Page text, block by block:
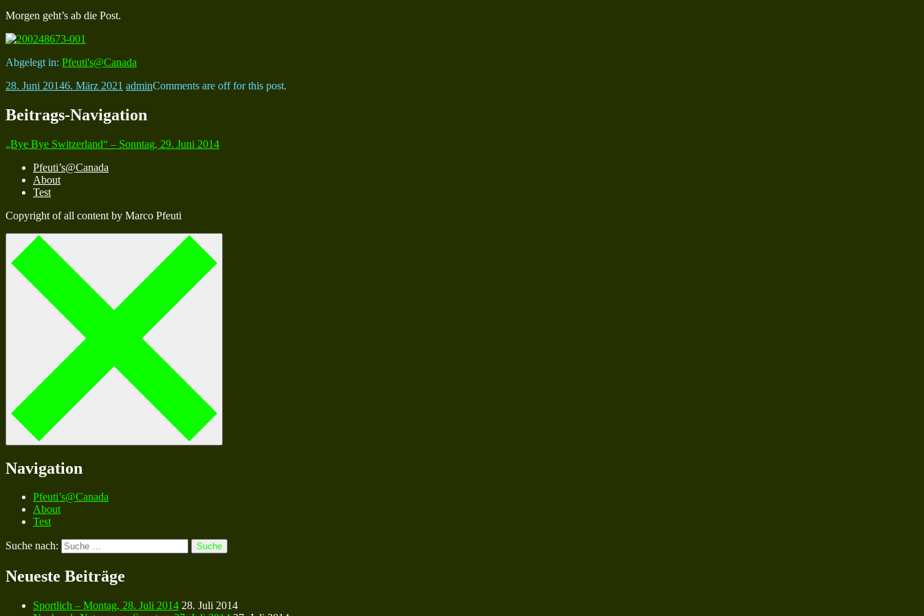
Morgen geht’s ab die Post.
Abgelegt in: Pfeuti's@Canada
28. Juni 20146. März 2021 adminComments are off for this post.
Beitrags-Navigation
„Bye Bye Switzerland“ – Sonntag, 29. Juni 2014
Pfeuti’s@Canada
About
Test
Copyright of all content by Marco Pfeuti
Navigation
Pfeuti’s@Canada
About
Test
Suche nach:
Neueste Beiträge
Sportlich – Montag, 28. Juli 2014 28. Juli 2014